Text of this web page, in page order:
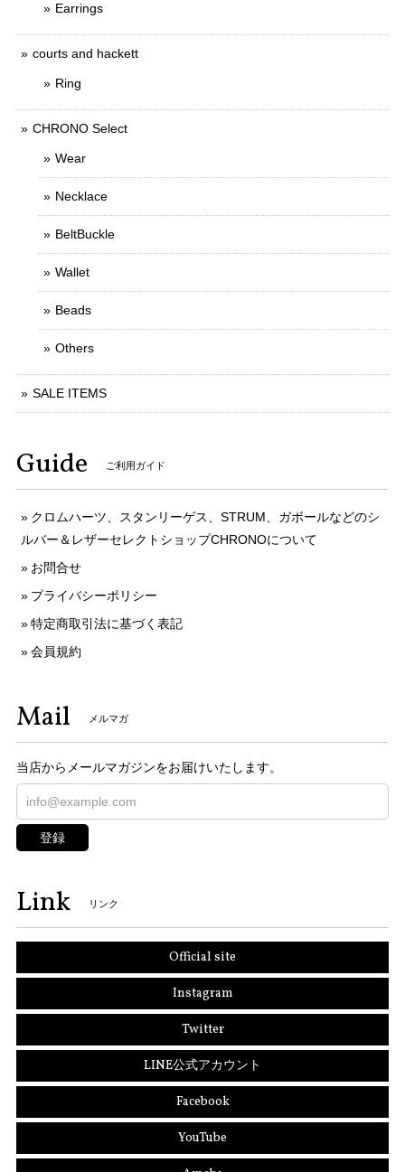
Earrings
courts and hackett
Ring
CHRONO Select
Wear
Necklace
BeltBuckle
Wallet
Beads
Others
SALE ITEMS
Guide ご利用ガイド
クロムハーツ、スタンリーゲス、STRUM、ガボールなどのシ
ルバー＆レザーセレクトショップCHRONOについて
お問合せ
プライバシーポリシー
特定商取引法に基づく表記
会員規約
Mail メルマガ
当店からメールマガジンをお届けいたします。
登録
Link リンク
Official site
Instagram
Twitter
LINE公式アカウント
Facebook
YouTube